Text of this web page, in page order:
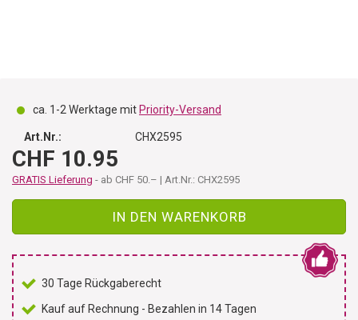
ca. 1-2 Werktage mit Priority-Versand
Art.Nr.: CHX2595
CHF 10.95
GRATIS Lieferung - ab CHF 50.– | Art.Nr.: CHX2595
IN DEN WARENKORB
30 Tage Rückgaberecht
Kauf auf Rechnung - Bezahlen in 14 Tagen